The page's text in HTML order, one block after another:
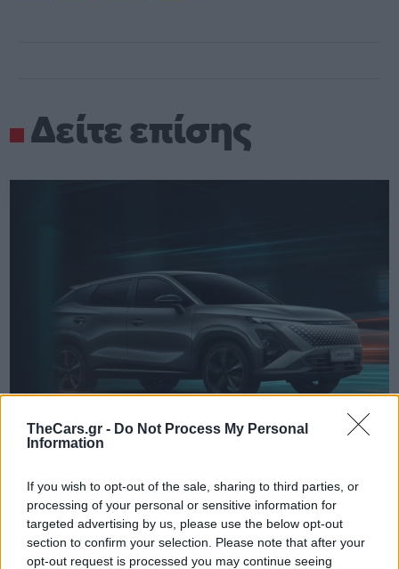
TheCars.gr - Do Not Process My Personal
Information
If you wish to opt-out of the sale, sharing to third parties, or
processing of your personal or sensitive information for
targeted advertising by us, please use the below opt-out
section to confirm your selection. Please note that after your
opt-out request is processed you may continue seeing
Δείτε επίσης
TheCars.gr| 19/02/2026 18:00
Δοκιμάζουμε το οικογενειακό
ηλεκτρικό Omoda 5